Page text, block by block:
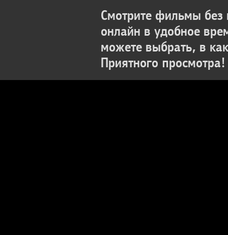
Смотрите фильмы без
онлайн в удобное
можете выбрать, в
Приятного просмотра!